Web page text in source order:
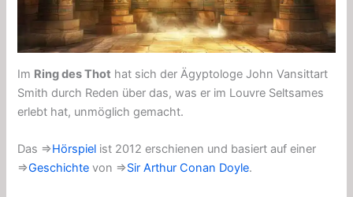
Im Ring des Thot hat sich der Ägyptologe John Vansittart
Smith durch Reden über das, was er im Louvre Seltsames
erlebt hat, unmöglich gemacht.
Das ⇒Hörspiel ist 2012 erschienen und basiert auf einer
⇒Geschichte von ⇒Sir Arthur Conan Doyle.